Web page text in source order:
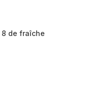
de fraîche